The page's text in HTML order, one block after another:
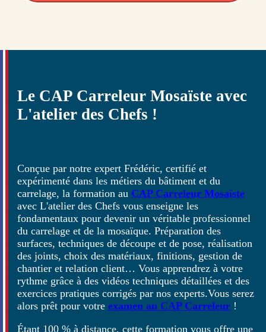
Le CAP Carreleur Mosaïste avec
L'atelier des Chefs !
Conçue par notre expert Frédéric, certifié et
expérimenté dans les métiers du bâtiment et du
carrelage, la formation au CAP Carreleur Mosaïste
avec L'atelier des Chefs vous enseigne les
fondamentaux pour devenir un véritable professionnel
du carrelage et de la mosaïque. Préparation des
surfaces, techniques de découpe et de pose, réalisation
des joints, choix des matériaux, finitions, gestion de
chantier et relation client… Vous apprendrez à votre
rythme grâce à des vidéos techniques détaillées et des
exercices pratiques corrigés par nos experts.Vous serez
alors prêt pour votre examen au CAP Carreleur!
Étant 100 % à distance, cette formation vous offre une